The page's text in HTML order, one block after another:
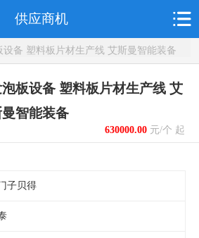
供应商机
备 塑料板片材生产线 艾斯曼智能装备
板设备 塑料板片材生产线 艾
智能装备
630000.00元/个 起
子贝得